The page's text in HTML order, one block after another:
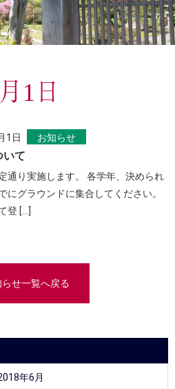
1日
1日 お知らせ
いて
通り実施します。 各学年、決められ
にグラウンドに集合してください。
登 […]
らせ一覧へ戻る
年6月